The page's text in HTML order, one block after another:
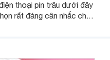
thoại pin trâu dưới đây
rất đáng cân nhắc cho